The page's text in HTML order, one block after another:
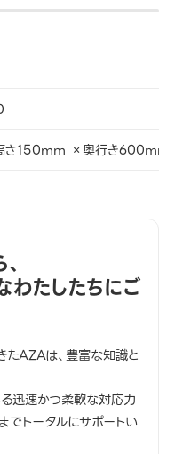
150mm ×奥行き600mm
わたしたちにご
たAZAは、豊富な知識と
迅速かつ柔軟な対応力
でトータルにサポートい